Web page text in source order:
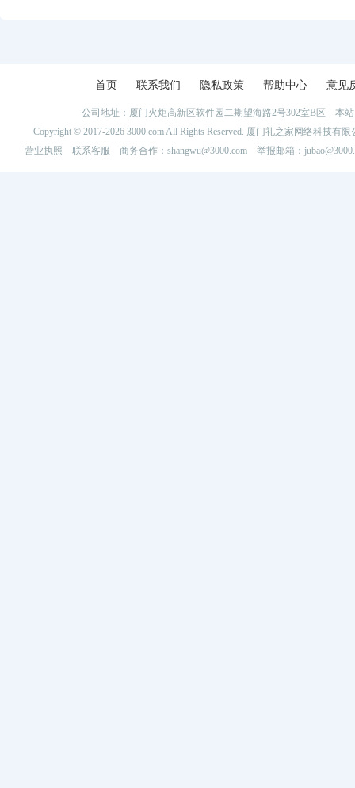
首页 联系我们 隐私政策 帮助中心 意见
公司地址：厦门火炬高新区软件园二期望海路2号302室B区 本
Copyright © 2017-2026 3000.com All Rights Reserved. 厦门礼之家网络科技
营业执照
联系客服 商务合作：shangwu@3000.com 举报邮箱：